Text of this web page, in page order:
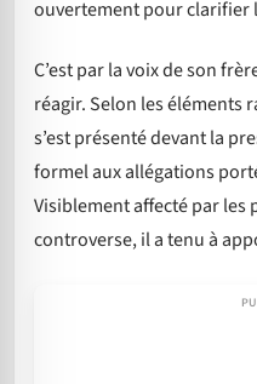
ouvertement pour clarifier
C’est par la voix de son
réagir. Selon les éléments
s’est présenté devant la
formel aux allégations
Visiblement affecté par les
controverse, il a tenu à